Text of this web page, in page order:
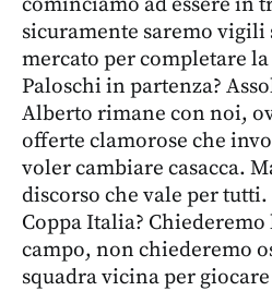
sicuramente saremo vigili
mercato per completare
Paloschi in partenza?
Alberto rimane con noi,
offerte clamorose che
voler cambiare casacca.
discorso che vale per
Coppa Italia?
campo, non chiederemo
squadra vicina per giocare